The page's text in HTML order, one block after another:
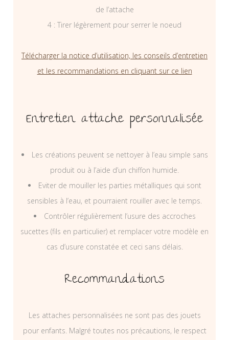
de l’attache
4 : Tirer légèrement pour serrer le noeud
Télécharger la notice d’utilisation, les conseils d’entretien
et les recommandations en cliquant sur ce lien
Entretien attache personnalisée
Les créations peuvent se nettoyer à l’eau simple sans
produit ou à l’aide d’un chiffon humide.
Eviter de mouiller les parties métalliques qui sont
sensibles à l’eau, et pourraient rouiller avec le temps.
Contrôler régulièrement l’usure des accroches
sucettes (fils en particulier) et remplacer votre modèle en
cas d’usure constatée et ceci sans délais.
Recommandations
Les attaches personnalisées ne sont pas des jouets
pour enfants. Malgré toutes nos précautions, le respect